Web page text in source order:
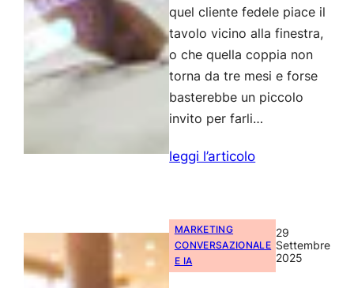
quel cliente fedele piace il
tavolo vicino alla finestra,
o che quella coppia non
torna da tre mesi e forse
basterebbe un piccolo
invito per farli…
leggi l’articolo:
Ristorante:
il
Sistema
MARKETING
CONVERSAZIONALE
E IA
29
Settembre
2025